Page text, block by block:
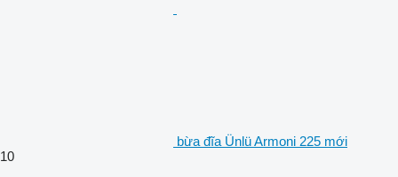
bừa đĩa Ünlü Armoni 225 mới
10